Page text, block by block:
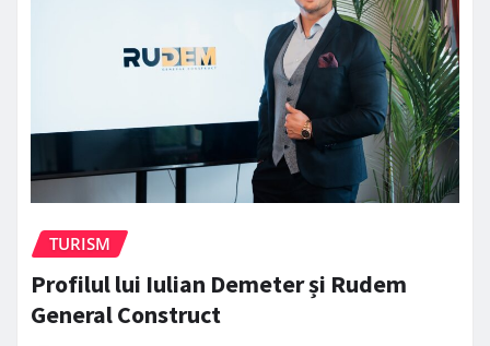
TURISM
Profilul lui Iulian Demeter și Rudem
General Construct